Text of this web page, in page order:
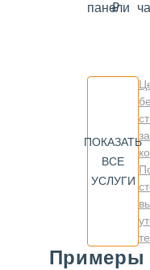
панели
₽
ПОКАЗАТЬ
ВСЕ
УСЛУГИ
Примеры